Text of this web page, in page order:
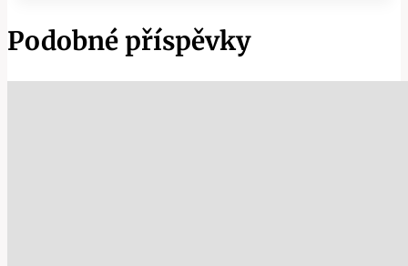
Podobné příspěvky